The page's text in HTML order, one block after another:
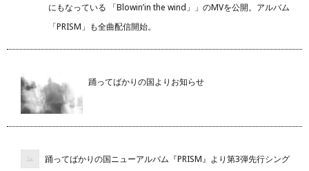
にもなっている 「Blowin’in the wind」」のMVを公開。アルバム
「PRISM」も全曲配信開始。
踊ってばかりの国よりお知らせ
踊ってばかりの国ニューアルバム『PRISM』より第3弾先行シング